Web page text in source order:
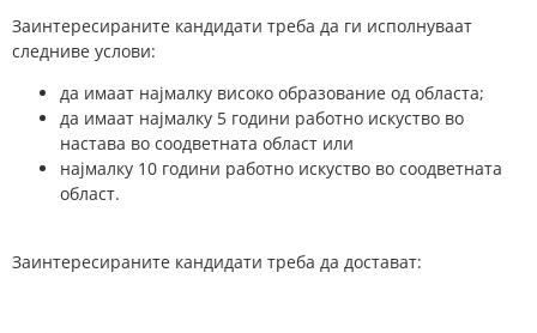
Заинтересираните кандидати треба да ги исполнуваат
следниве услови:
да имаат најмалку високо образование од областа;
да имаат најмалку 5 години работно искуство во
настава во соодветната област или
најмалку 10 години работно искуство во соодветната
област.
Заинтересираните кандидати треба да достават: